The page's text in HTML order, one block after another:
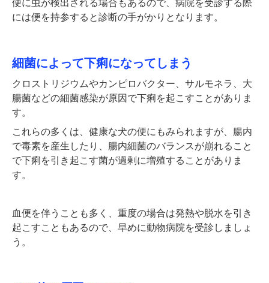
便に虫が検出される場合もあるので、病院を受診する際
には便を持参すると診断の手がかりとなります。
細菌によって下痢になってしまう
クロストリジウムやカンピロバクター、サルモネラ、大
腸菌などの細菌感染が原因で下痢を起こすことがありま
す。
これらの多くは、健康な犬の便にもみられますが、腸内
で毒素を産生したり、腸内細菌のバランスが崩れること
で下痢を引き起こす菌が過剰に増殖することがありま
す。
血便を伴うことも多く、重度の場合は発熱や脱水を引き
起こすこともあるので、早めに動物病院を受診しましょ
う。